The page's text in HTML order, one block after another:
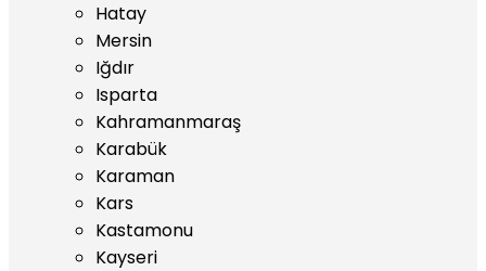
Hatay
Mersin
Iğdır
Isparta
Kahramanmaraş
Karabük
Karaman
Kars
Kastamonu
Kayseri